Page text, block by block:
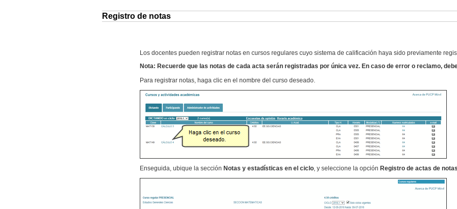
Registro de notas
Los docentes pueden registrar notas en cursos regulares cuyo sistema de calificación haya sido previamente
Nota: Recuerde que las notas de cada acta serán registradas por única vez. En caso de error o reclamo,
Para registrar notas, haga clic en el nombre del curso deseado.
Enseguida, ubique la sección Notas y estadísticas en el ciclo, y seleccione la opción Registro de actas de